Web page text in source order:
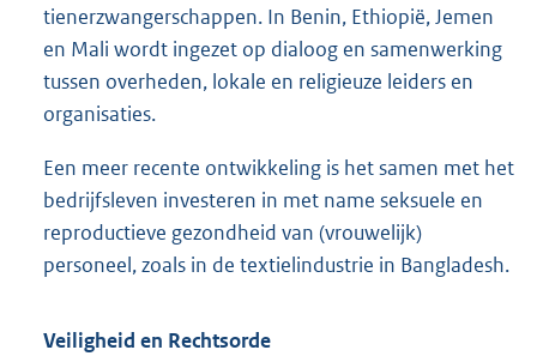
tienerzwangerschappen. In Benin, Ethiopië, Jemen
en Mali wordt ingezet op dialoog en samenwerking
tussen overheden, lokale en religieuze leiders en
organisaties.
Een meer recente ontwikkeling is het samen met het
bedrijfsleven investeren in met name seksuele en
reproductieve gezondheid van (vrouwelijk)
personeel, zoals in de textielindustrie in Bangladesh.
Veiligheid en Rechtsorde